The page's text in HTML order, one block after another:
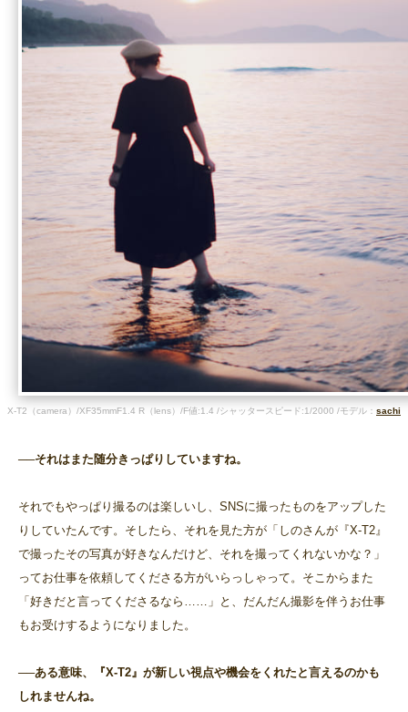
X-T2（camera）/XF35mmF1.4 R（lens）/F値:1.4 /シャッタースピード:1/2000 /モデル： sachi
──それはまた随分きっぱりしていますね。
それでもやっぱり撮るのは楽しいし、SNSに撮ったものをアップした
りしていたんです。そしたら、それを見た方が「しのさんが『X-T2』
で撮ったその写真が好きなんだけど、それを撮ってくれないかな？」
ってお仕事を依頼してくださる方がいらっしゃって。そこからまた
「好きだと言ってくださるなら……」と、だんだん撮影を伴うお仕事
もお受けするようになりました。
──ある意味、『X-T2』が新しい視点や機会をくれたと言えるのかも
しれませんね。